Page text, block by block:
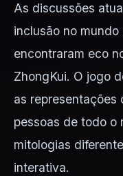
As discussões
inclusão no
encontraram eco
ZhongKui. O jogo
as representações
pessoas de todo o
mitologias
interativa.